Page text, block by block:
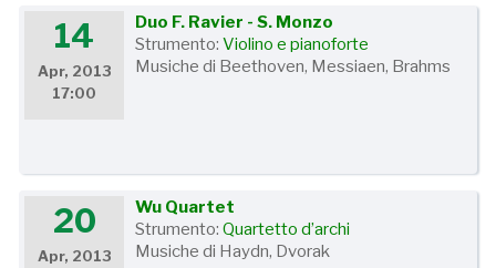
14
Apr, 2013
17:00
Duo F. Ravier - S. Monzo
Strumento:Violino e pianoforte
Musiche di Beethoven, Messiaen, Brahms
20
Apr, 2013
Wu Quartet
Strumento:Quartetto d’archi
Musiche di Haydn, Dvorak